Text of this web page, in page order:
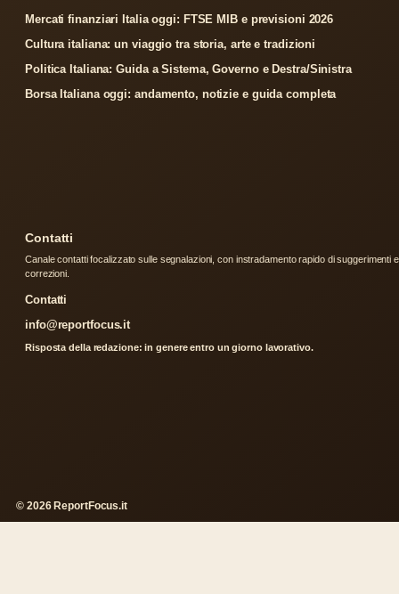
Mercati finanziari Italia oggi: FTSE MIB e previsioni 2026
Cultura italiana: un viaggio tra storia, arte e tradizioni
Politica Italiana: Guida a Sistema, Governo e Destra/Sinistra
Borsa Italiana oggi: andamento, notizie e guida completa
Contatti
Canale contatti focalizzato sulle segnalazioni, con instradamento rapido di suggerimenti e
correzioni.
Contatti
info@reportfocus.it
Risposta della redazione: in genere entro un giorno lavorativo.
© 2026 ReportFocus.it